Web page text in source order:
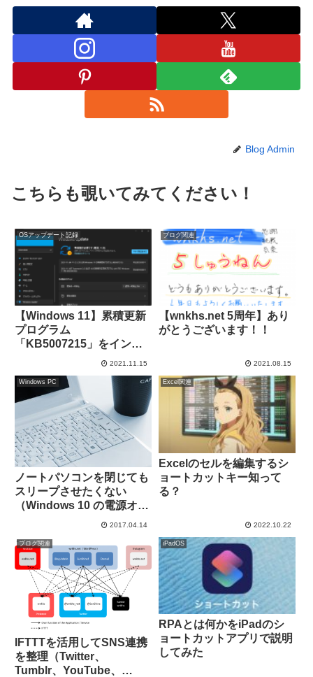
Blog Admin
こちらも覗いてみてください！
OSアップデート記録
【Windows 11】累積更新
プログラム
「KB5007215」をインス
2021.11.15
ブログ関連
【wnkhs.net 5周年】あり
がとうございます！！
2021.08.15
Windows PC
ノートパソコンを閉じても
スリープさせたくない
（Windows 10 の電源オプ
2017.04.14
Excel関連
Excelのセルを編集するシ
ョートカットキー知って
る？
2022.10.22
ブログ関連
IFTTTを活用してSNS連携
を整理（Twitter、
Tumblr、YouTube、
iPadOS
RPAとは何かをiPadのシ
ョートカットアプリで説明
してみた